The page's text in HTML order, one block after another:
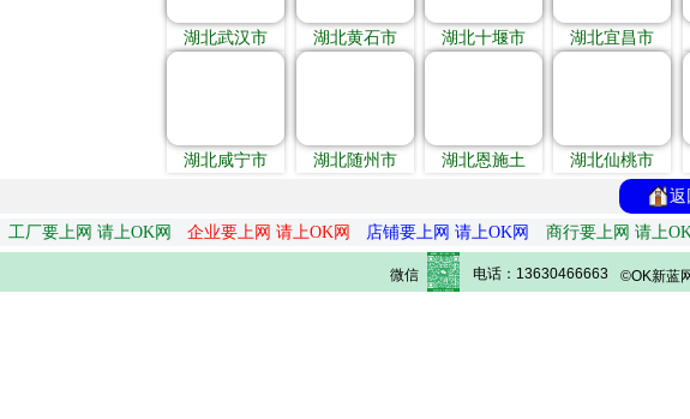
湖北武汉市 湖北黄石市 湖北十堰市 湖北宜昌市
湖北咸宁市 湖北随州市 湖北恩施土 湖北仙桃市
返
工厂要上网 请上OK网
企业要上网 请上OK网 店铺要上网 请上OK网 商行要上网 请上
微信 电话：13630466663 ©OK新蓝